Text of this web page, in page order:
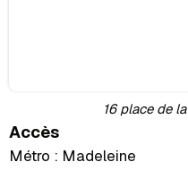
16 place de
Accès
Métro : Madeleine